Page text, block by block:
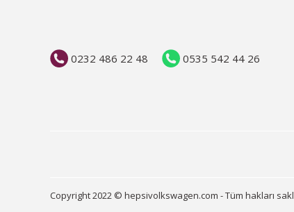
0232 486 22 48 0535 542 44 26
Copyright 2022 © hepsivolkswagen.com - Tüm hakları